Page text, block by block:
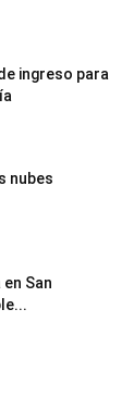
ingreso para
nubes
San